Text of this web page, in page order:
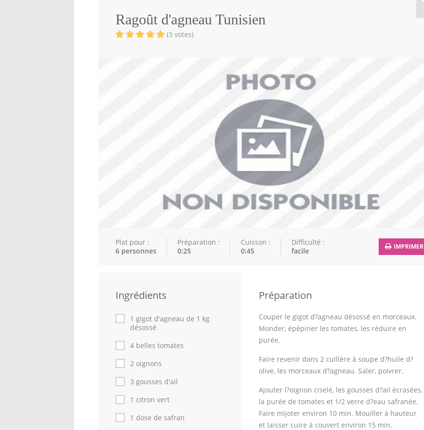
Ragoût d'agneau Tunisien
(3 votes)
Plat pour :
6 personnes
Préparation :
0:25
Cuisson :
0:45
Difficulté :
facile
IMPRIMER
Ingrédients
1 gigot d'agneau de 1 kg
désossé
4 belles tomates
2 oignons
3 gousses d'ail
1 citron vert
1 dose de safran
Préparation
Couper le gigot d?agneau désossé en morceaux.
Monder, épépiner les tomates, les réduire en
purée.
Faire revenir dans 2 cuillère à soupe d?huile d?
olive, les morceaux d?agneau. Saler, poivrer.
Ajouter l?oignon ciselé, les gousses d?ail écrasées,
la purée de tomates et 1/2 verre d?eau safranée.
Faire mijoter environ 10 min. Mouiller à hauteur
et laisser cuire à couvert environ 15 min.